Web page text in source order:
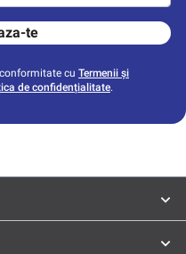
te
cu Termenii și
de confidențialitate.